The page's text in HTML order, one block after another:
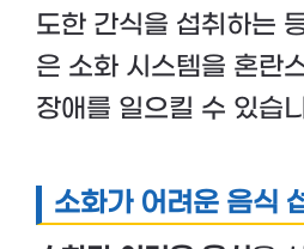
도한 간식을 섭취하는
은 소화 시스템을 혼란
장애를 일으킬 수 있습
소화가 어려운 음식